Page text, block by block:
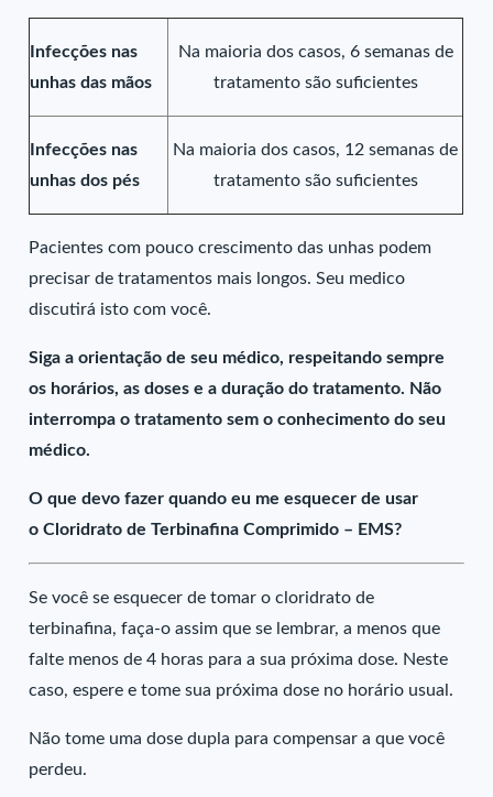
Infecções nas
unhas das mãos
Na maioria dos casos, 6 semanas de
tratamento são suficientes
Infecções nas
unhas dos pés
Na maioria dos casos, 12 semanas de
tratamento são suficientes
Pacientes com pouco crescimento das unhas podem
precisar de tratamentos mais longos. Seu medico
discutirá isto com você.
Siga a orientação de seu médico, respeitando sempre
os horários, as doses e a duração do tratamento. Não
interrompa o tratamento sem o conhecimento do seu
médico.
O que devo fazer quando eu me esquecer de usar
o Cloridrato de Terbinafina Comprimido – EMS?
Se você se esquecer de tomar o cloridrato de
terbinafina, faça-o assim que se lembrar, a menos que
falte menos de 4 horas para a sua próxima dose. Neste
caso, espere e tome sua próxima dose no horário usual.
Não tome uma dose dupla para compensar a que você
perdeu.